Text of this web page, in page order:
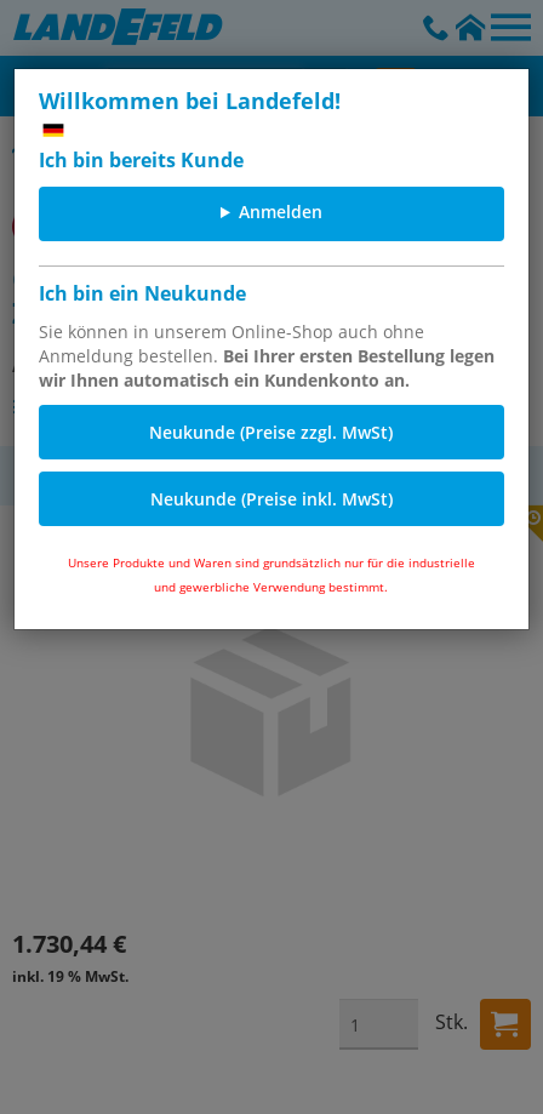
Willkommen bei Landefeld!
Ich bin bereits Kunde
Anmelden
Ich bin ein Neukunde
Sie können in unserem Online-Shop auch ohne
Anmeldung bestellen. Bei Ihrer ersten Bestellung legen
wir Ihnen automatisch ein Kundenkonto an.
Neukunde (Preise zzgl. MwSt)
Neukunde (Preise inkl. MwSt)
Unsere Produkte und Waren sind grundsätzlich nur für die industrielle
und gewerbliche Verwendung bestimmt.
CETOP, CNOMO- Norm Zylinder
CCNA/050/M/1200 CNOMO
ZYLINDER
Artikelnummer: OT-IMI113914
Andere Varianten des Artikels
MwSt.
1.730,44 €
inkl. 19 % MwSt.
Stk.